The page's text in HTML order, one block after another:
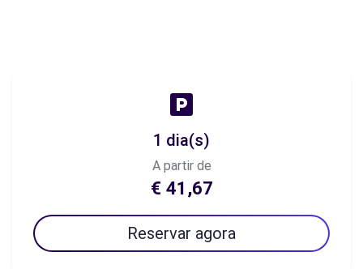
1 dia(s)
A partir de
€ 41,67
Reservar agora